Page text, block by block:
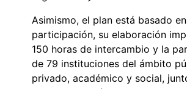
Asimismo, el plan está basado
participación, su elaboración
150 horas de intercambio y la
de 79 instituciones del ámbito
privado, académico y social,